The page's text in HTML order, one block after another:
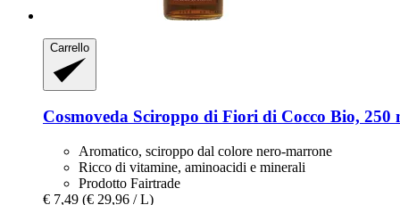
Carrello
Cosmoveda Sciroppo di Fiori di Cocco Bio, 250
Aromatico, sciroppo dal colore nero-marrone
Ricco di vitamine, aminoacidi e minerali
Prodotto Fairtrade
€ 7,49 (€ 29,96 / L)